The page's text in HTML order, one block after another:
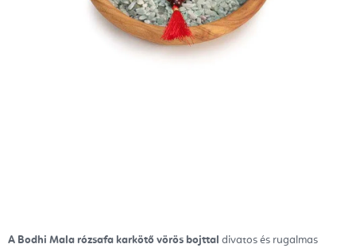
A Bodhi Mala rózsafa karkötő vörös bojttal divatos és rugalmas